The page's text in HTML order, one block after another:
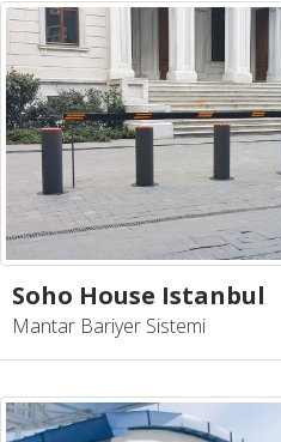
Soho House Istanbul
Mantar Bariyer Sistemi